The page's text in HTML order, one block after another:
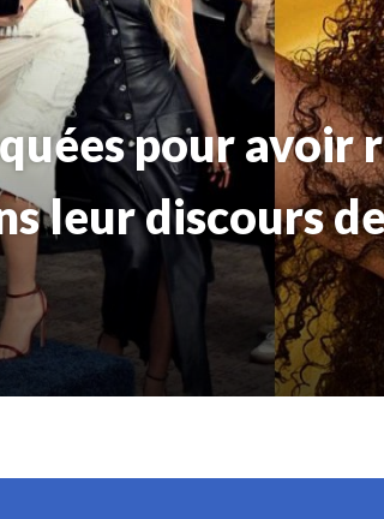
pour avoir
leur discours